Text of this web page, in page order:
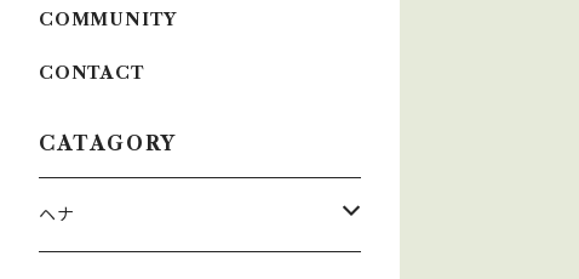
COMMUNITY
CONTACT
CATAGORY
ヘナ